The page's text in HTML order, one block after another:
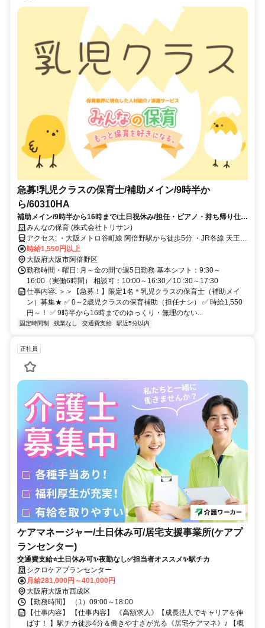
急募!乳児クラスの保育士/補助メイン/9時半か
ら/60310HA
補助メイン/9時半から16時まで/土日祝休み/担任・ピアノ・持ち帰り仕事
なし/60310HA
みんなの保育 (株式会社トリサン)
アクセス: ・大阪メトロ谷町線 阿倍野駅から徒歩5分 ・JR各線 天王寺
駅から徒歩7分
時給1,550円以上
大阪府大阪市阿倍野区
勤務時間・曜日: 月～金の間で週5日勤務 基本シフト：9:30～
16:00（実働6時間） 相談可：10:00～16:30／10 :30～17:30
仕事内容: ＞＞【急募！】限定1名＊乳児クラスの保育士（補助メイ
ン）募集★ ✅ 0～2歳児クラスの保育補助（担任ナシ） ✅ 時給1,550
円～！ ✅ 9時半から16時までのゆっくり・無理のない...
固定時間制 残業なし 交通費支給 駅近5分以内
正社員
ケアマネージャー/土日休み可/居宅支援事業所(ケアプ
ランセンター)
交通費支給⭐️土日休み可✨夜勤なし✅️担当者オススメ✨駅チカ
シクロケアプランセンター
月給281,000円～401,000円
大阪府大阪市西成区
【勤務時間】 （1）09:00～18:00
【仕事内容】 【仕事内容】 《高額求人》【成長法人でキャリアを伸
ばす！ 】駅チカ徒歩4分＆働きやすさが光る《居宅ケアマネ》♪ 【概